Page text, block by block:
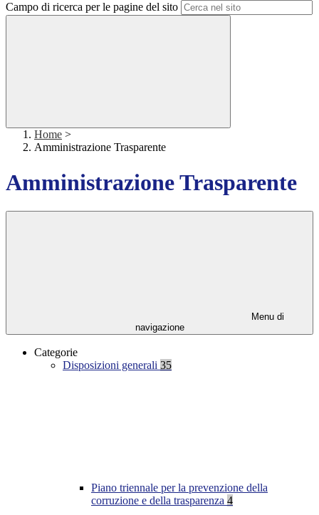
Campo di ricerca per le pagine del sito
Home >
Amministrazione Trasparente
Amministrazione Trasparente
Menu di
navigazione
Categorie
Disposizioni generali 35
Piano triennale per la prevenzione della
corruzione e della trasparenza 4